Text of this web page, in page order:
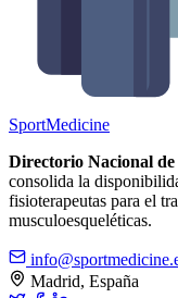
SportMedicine
Directorio Nacional
consolida la
fisioterapeutas para el
musculoesqueléticas.
Madrid, España